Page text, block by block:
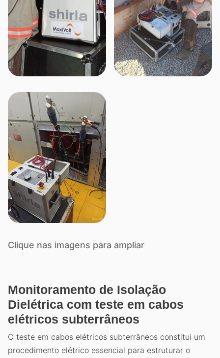
Clique nas imagens para ampliar
Monitoramento de Isolação
Dielétrica com teste em cabos
elétricos subterrâneos
O teste em cabos elétricos subterrâneos constitui um
procedimento elétrico essencial para estruturar o